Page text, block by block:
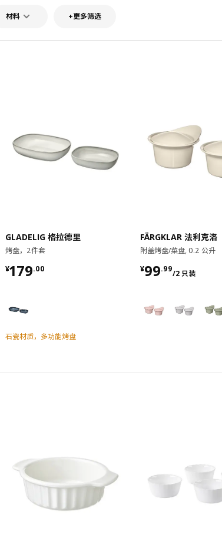
材料 +更多筛选
GLADELIG 格拉德里
烤盘，2件套
¥179.00
¥ 179.00
石瓷材质，多功能烤盘
FÄRGKLAR 法利克洛
附盖烤盘/菜盘, 0.2 公升
¥99.99
/2 只装
¥ 99.99/2 只